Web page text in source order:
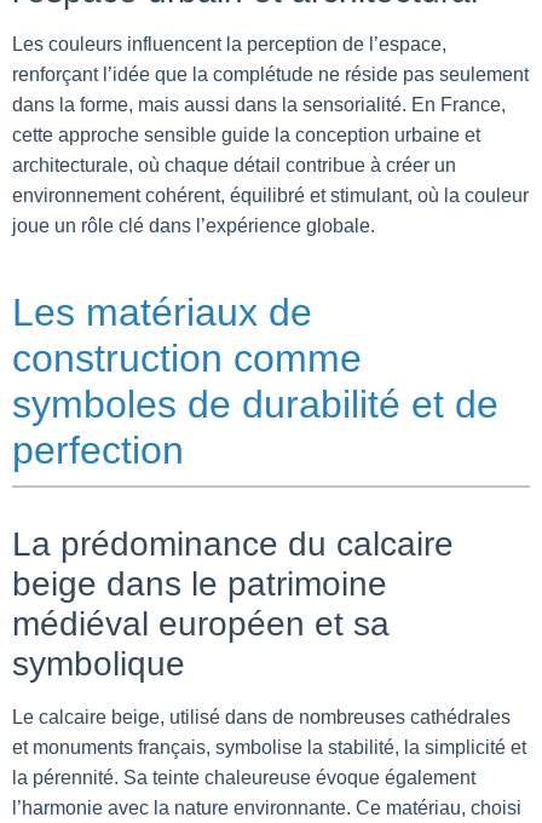
Les couleurs influencent la perception de l’espace,
renforçant l’idée que la complétude ne réside pas seulement
dans la forme, mais aussi dans la sensorialité. En France,
cette approche sensible guide la conception urbaine et
architecturale, où chaque détail contribue à créer un
environnement cohérent, équilibré et stimulant, où la couleur
joue un rôle clé dans l’expérience globale.
Les matériaux de
construction comme
symboles de durabilité et de
perfection
La prédominance du calcaire
beige dans le patrimoine
médiéval européen et sa
symbolique
Le calcaire beige, utilisé dans de nombreuses cathédrales
et monuments français, symbolise la stabilité, la simplicité et
la pérennité. Sa teinte chaleureuse évoque également
l’harmonie avec la nature environnante. Ce matériau, choisi